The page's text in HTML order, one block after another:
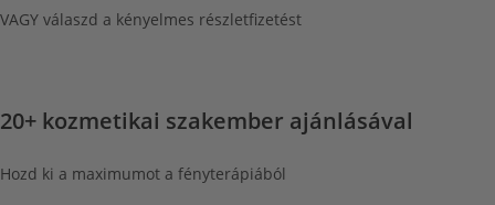
VAGY válaszd a kényelmes részletfizetést
20+ kozmetikai szakember ajánlásával
Hozd ki a maximumot a fényterápiából